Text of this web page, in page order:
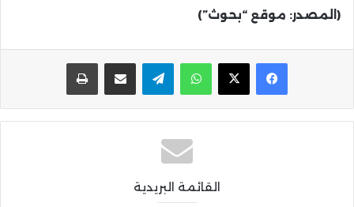
(المصدر: موقع “بحوث”)
واتساب تيلقرام مشاركة عبر البريد
القائمة البريدية